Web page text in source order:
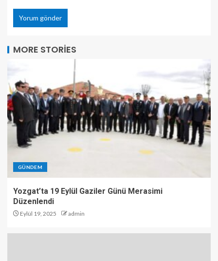
MORE STORIES
GÜNDEM
Yozgat’ta 19 Eylül Gaziler Günü Merasimi
Düzenlendi
Eylül 19, 2025 admin